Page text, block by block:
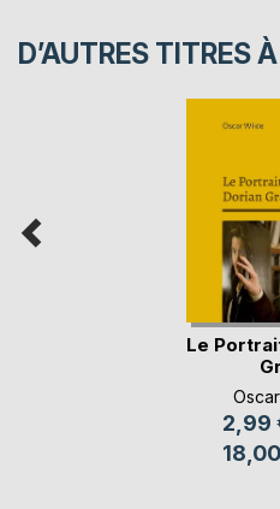
D’AUTRES TITRES
Le
2,99